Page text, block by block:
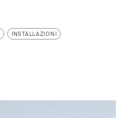
INSTALLAZIONI